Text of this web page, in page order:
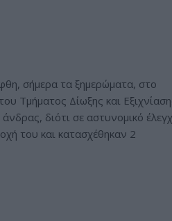
σήμερα τα ξημερώματα, στο
Τμήματος Δίωξης και
διότι σε αστυνομικό
του και κατασχέθηκαν 2